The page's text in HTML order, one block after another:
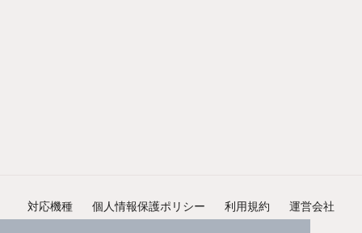
対応機種 個人情報保護ポリシー 利用規約 運営会社